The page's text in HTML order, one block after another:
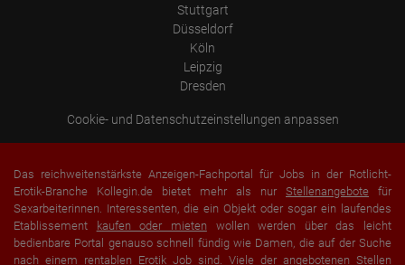
Stuttgart
Düsseldorf
Köln
Leipzig
Dresden
Cookie- und Datenschutzeinstellungen anpassen
Das reichweitenstärkste Anzeigen-Fachportal für Jobs in der Rotlicht-
Erotik-Branche Kollegin.de bietet mehr als nur Stellenangebote für
Sexarbeiterinnen. Interessenten, die ein Objekt oder sogar ein laufendes
Etablissement
kaufen oder mieten wollen werden über das leicht
bedienbare Portal genauso schnell fündig wie Damen, die auf der Suche
nach einem rentablen Erotik Job sind. Viele der angebotenen Stellen